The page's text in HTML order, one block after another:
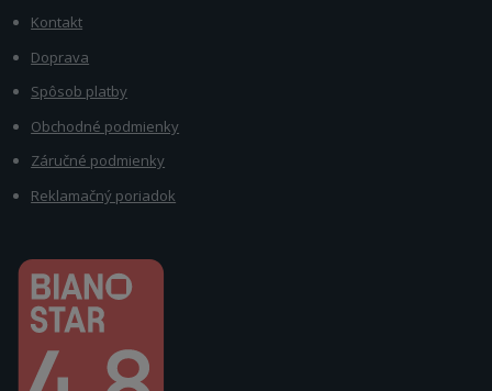
Kontakt
Doprava
Spôsob platby
Obchodné podmienky
Záručné podmienky
Reklamačný poriadok